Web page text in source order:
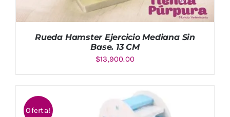
Rueda Hamster Ejercicio Mediana Sin
Base. 13 CM
$13,900.00
Oferta!